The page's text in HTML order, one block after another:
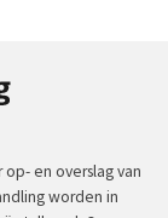
op- en overslag van
worden in